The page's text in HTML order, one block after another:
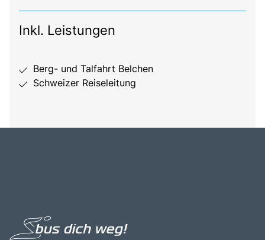
Inkl. Leistungen
Berg- und Talfahrt Belchen
Schweizer Reiseleitung